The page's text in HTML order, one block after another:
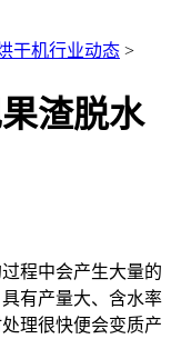
干机行业动态 >
渣脱水
程中会产生大量的
有产量大、含水率
理很快便会变质产